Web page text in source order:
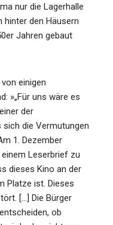
nur die Lagerhalle
hinter den Häusern
Jahren gebaut
einigen
»„Für uns wäre es
der
die Vermutungen
1. Dezember
Leserbrief zu
dieses Kino an der
Platze ist. Dieses
[…] Die Bürger
ob